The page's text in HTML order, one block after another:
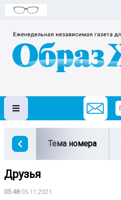
Тема номера
Друзья
05:4805.11.2021